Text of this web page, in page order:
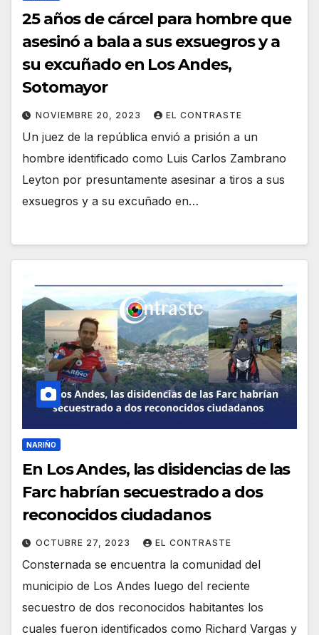
25 años de cárcel para hombre que
asesinó a bala a sus exsuegros y a
su excuñado en Los Andes,
Sotomayor
NOVIEMBRE 20, 2023 EL CONTRASTE
Un juez de la república envió a prisión a un
hombre identificado como Luis Carlos Zambrano
Leyton por presuntamente asesinar a tiros a sus
exsuegros y a su excuñado en…
NARIÑO
En Los Andes, las disidencias de las
Farc habrían secuestrado a dos
reconocidos ciudadanos
OCTUBRE 27, 2023 EL CONTRASTE
Consternada se encuentra la comunidad del
municipio de Los Andes luego del reciente
secuestro de dos reconocidos habitantes los
cuales fueron identificados como Richard Vargas y